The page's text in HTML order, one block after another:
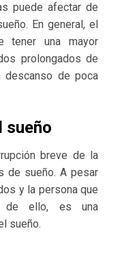
puede afectar de
En general, el
tener una mayor
prolongados de
de poca
sueño
breve de la
de sueño. A pesar
y la persona que
de ello, es una
sueño.